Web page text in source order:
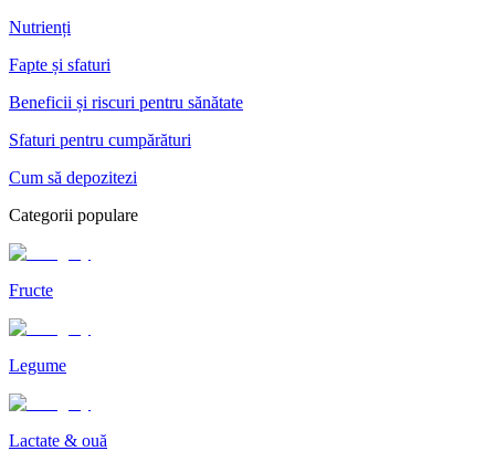
Nutrienți
Fapte și sfaturi
Beneficii și riscuri pentru sănătate
Sfaturi pentru cumpărături
Cum să depozitezi
Categorii populare
Fructe
Legume
Lactate & ouă